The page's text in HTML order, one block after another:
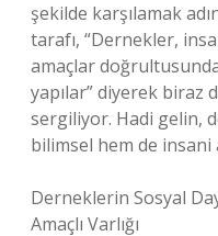
şekilde karşılamak
tarafı, “Dernekler,
amaçlar
yapılar” diyerek biraz
sergiliyor. Hadi gelin,
bilimsel hem de insani
Derneklerin Sosyal
Amaçlı Varlığı